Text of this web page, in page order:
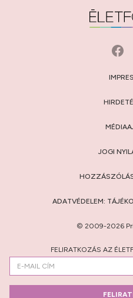
JOGI
ADATVÉDELEM:
© 2009-2026
FELIRATKOZÁS AZ